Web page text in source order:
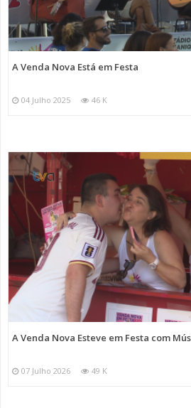
A Venda Nova Está em Festa
04 Julho 2025 46 K
A Venda Nova Esteve em Festa com
07 Julho 2026 49 K